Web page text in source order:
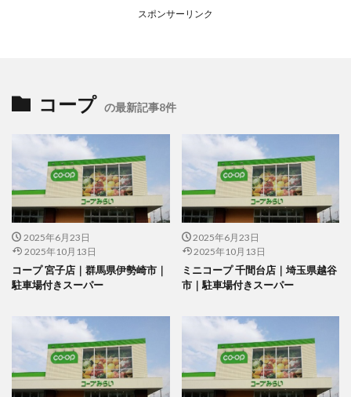
スポンサーリンク
コープ の最新記事8件
2025年6月23日
2025年10月13日
コープ 宮子店｜群馬県伊勢崎市｜
駐車場付きスーパー
2025年6月23日
2025年10月13日
ミニコープ 千間台店｜埼玉県越谷
市｜駐車場付きスーパー